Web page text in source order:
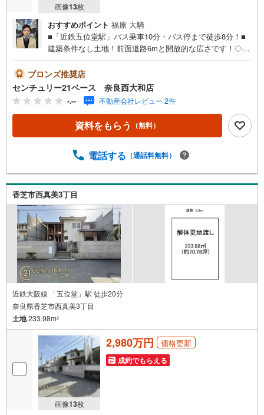
画像13枚
おすすめポイント 福原 大騎
■「近鉄五位堂駅」バス乗車10分・バス停まで徒歩8分！■
建築条件なし土地！前面道路6mと開放的な広さです！◇ご
のお時間でもご見学可！・今から見たい！というお声にも
ご対応できます！◇住宅ローンもお任せください！◇・提
携銀行多数あり（地方銀行・都市銀行・信用金庫etc）・優
遇後適用金利 0.875％～（審査内容により異なります）---
◇◇ Yahoo！不動産キャンペーン対象店舗 ◇◇ ----当店で
物件を成約いただくとPayPayボーナスライトがもらえる
ます。「資料をもらう」「見学予約をする」からエントリ
問い合わせください。-----------------------------
ブロンズ推奨店
センチュリー21ベース 奈良西大和店
-.-- 不動産会社レビュー 2件
資料をもらう （無料）
電話する （通話料無料）
香芝市西真美3丁目
近鉄大阪線 「五位堂」駅 徒歩20分
奈良県香芝市西真美3丁目
土地233.98m2
画像13枚
2,980万円 価格更新
成約でもらえる